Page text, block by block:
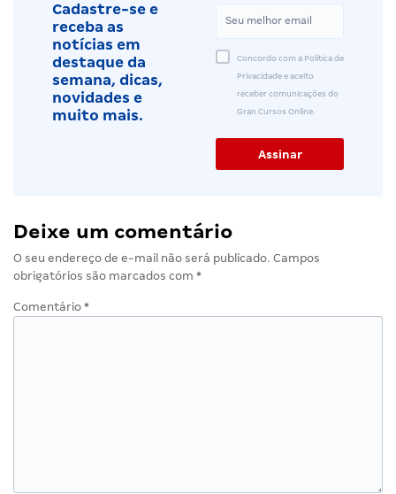
Cadastre-se e
receba as
notícias em
destaque da
semana, dicas,
novidades e
muito mais.
Concordo com a Política de
Privacidade e aceito
receber comunicações do
Gran Cursos Online.
Deixe um comentário
O seu endereço de e-mail não será publicado. Campos
obrigatórios são marcados com *
Comentário *